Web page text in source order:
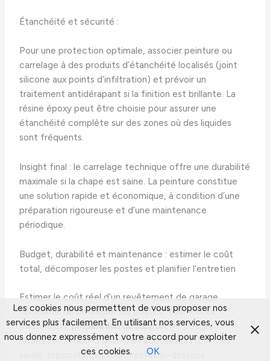
Étanchéité et sécurité :
Pour une protection optimale, associer peinture ou
carrelage à des produits d’étanchéité localisés (joint
silicone aux points d’infiltration) et prévoir un
traitement antidérapant si la finition est brillante. La
résine époxy peut être choisie pour assurer une
étanchéité complète sur des zones où des liquides
sont fréquents.
Insight final : le carrelage technique offre une durabilité
maximale si la chape est saine. La peinture constitue
une solution rapide et économique, à condition d’une
préparation rigoureuse et d’une maintenance
périodique.
Budget, durabilité et maintenance : estimer le coût
total, décomposer les postes et planifier l’entretien
Estimer le coût réel d’un revêtement de garage
nécessite de distinguer les postes : fournitures
(matériaux),préparation du support(ragréage,
réparation), main-d’œuvre et accessoires (plinthes,
seuils, topcoat). Les fourchettes ci-dessous
Les cookies nous permettent de vous proposer nos
services plus facilement. En utilisant nos services, vous
nous donnez expressément votre accord pour exploiter
ces cookies.
OK